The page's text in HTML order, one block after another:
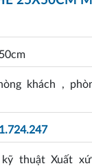
khách ,
kỹ thuật Xuất